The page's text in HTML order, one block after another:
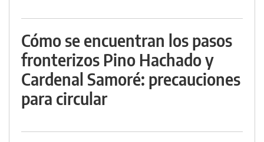
Cómo se encuentran los pasos
fronterizos Pino Hachado y
Cardenal Samoré: precauciones
para circular